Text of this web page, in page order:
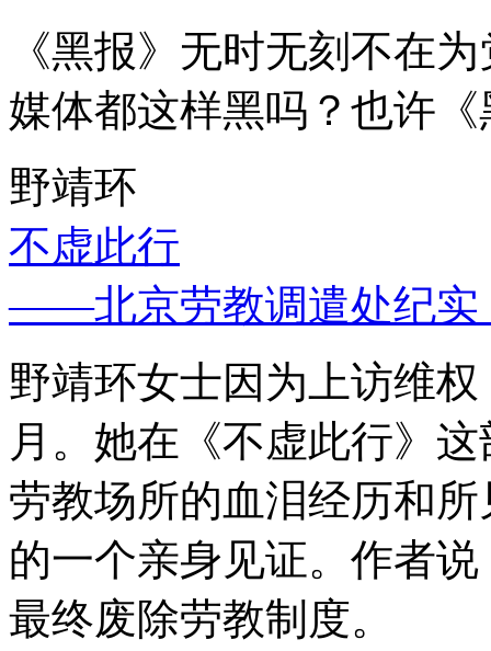
《黑报》无时无刻不在
媒体都这样黑吗？也许
野靖环
不虚此行
——北京劳教调遣处纪实
野靖环女士因为上访维
月。她在《不虚此行》
劳教场所的血泪经历和
的一个亲身见证。作者
最终废除劳教制度。